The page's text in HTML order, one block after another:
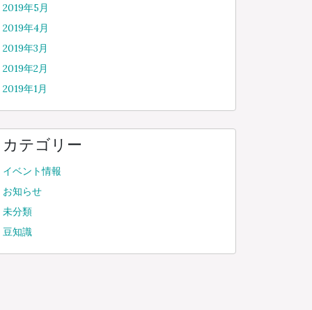
2019年5月
2019年4月
2019年3月
2019年2月
2019年1月
カテゴリー
イベント情報
お知らせ
未分類
豆知識